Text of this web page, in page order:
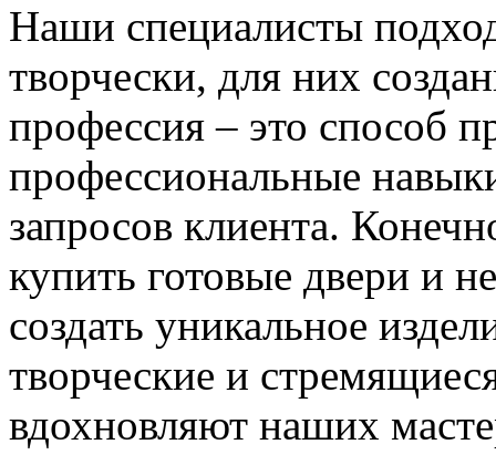
Наши специалисты
творчески, для них
профессия – это способ
профессиональные
запросов клиента.
купить готовые двери и
создать уникальное
творческие и
вдохновляют наших